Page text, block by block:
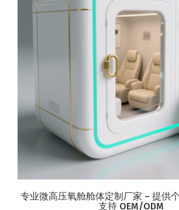
专业微高压氧舱舱体定制厂家 – 提供
支持 OEM/ODM